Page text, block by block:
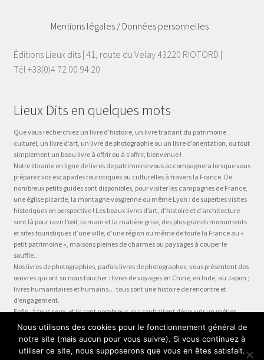
Mentions légales / Données personnelles
Éditions Lieux dits | 41, route du Velay 43220 RIOTORD |
Tél +33(0)4 72 00 94 20
Lieux Dits en quelques mots
Que vous recherchiez un livre d’histoire, un livre traitant du patrimoine
culturel, un livre d’art, un livre de photographie ou un livre d’orientation, ou tout
simplement un beau livre à offrir ou à s’offrir, bienvenue !
Notre librairie en ligne de livres de patrimoine vous accompagnera lorsque vous
préparez vos escapades touristiques ou culturelles à travers la France. De
nombreux petits guides sont disponibles, pour visiter les campagnes de France,
une église picarde, la montagne vosgienne ou même Lyon : de superbes visites
historiques en perspective ! Les beaux livres d’art, d’histoire et d’architecture
sont là pour ravir l’œil, la main et la matière grise, des plus grands monuments
et sites touristiques d’une ville, d’une région ou même de toute la France au «
petit patrimoine », maisons pleines de charmes ou paysages à couper le
souffle...
Nos livres de photographies, parfois livres de photographes, vous présentent des
œuvres qui ont su nous toucher : livres de voyages en Chine, en Inde, au Japon ;
livres humanitaires et humains… tous sont une histoire de rencontre et
d’engagement.
Enfin, à tous ceux, et ils sont nombreux, qui souhaitent découvrir un métier,
préparer leur formation ou choisir leur orientation, à la question « quel métier ?
» nous dédions la collection Être, véritable panorama du monde du travail, plus
qu’un guide des métiers, plus qu’une fiche métier… un test métier, un « stage
en entreprise dans votre fauteuil » !
Nous utilisons des cookies pour le fonctionnement général de
notre site (mais aucun pour vous suivre). Si vous continuez à
utiliser ce site, nous supposerons que vous en êtes satisfait.